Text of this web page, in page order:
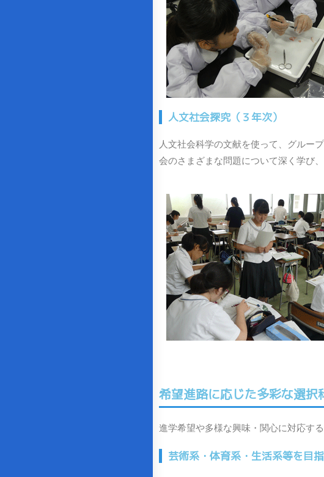
人文社会探究（３年次）
人文社会科学の文献を使って、グルー
会のさまざまな問題について深く学び
希望進路に応じた多彩な選択
進学希望や多様な興味・関心に対応す
芸術系・体育系・生活系等を目